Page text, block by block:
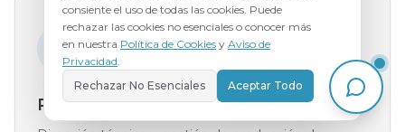
Producción Técnica
consiente el uso de todas las cookies. Puede
rechazar las cookies no esenciales o conocer más
en nuestra Política de Cookies y Aviso de
Privacidad.
Rechazar No Esenciales
Aceptar Todo